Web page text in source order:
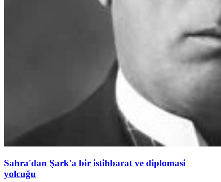
Sahra'dan Şark'a bir istihbarat ve diplomasi
yolcuğu